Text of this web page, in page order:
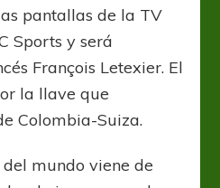
pantallas de la TV
Sports y será
François Letexier. El
la llave que
Colombia-Suiza.
mundo viene de